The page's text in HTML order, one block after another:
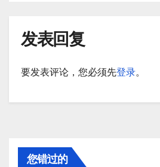
发表回复
要发表评论，您必须先登录。
您错过的